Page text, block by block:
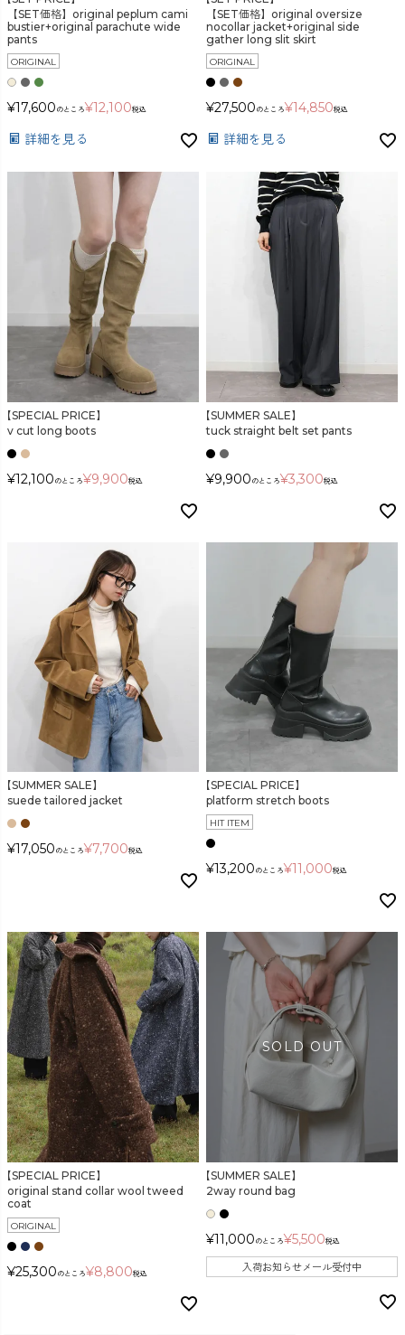
【SET価格】original peplum cami
bustier+original parachute wide
pants
ORIGINAL
¥17,600 のところ¥12,100税込
詳細を見る
【SET価格】original oversize
nocollar jacket+original side
gather long slit skirt
ORIGINAL
¥27,500 のところ¥14,850税込
詳細を見る
【SPECIAL PRICE】
v cut long boots
¥12,100 のところ¥9,900税込
【SUMMER SALE】
tuck straight belt set pants
¥9,900 のところ¥3,300税込
【SUMMER SALE】
suede tailored jacket
¥17,050 のところ¥7,700税込
【SPECIAL PRICE】
platform stretch boots
HIT ITEM
¥13,200 のところ¥11,000税込
【SPECIAL PRICE】
original stand collar wool tweed
coat
ORIGINAL
¥25,300 のところ¥8,800税込
【SUMMER SALE】
2way round bag
¥11,000 のところ¥5,500税込
入荷お知らせメール受付中